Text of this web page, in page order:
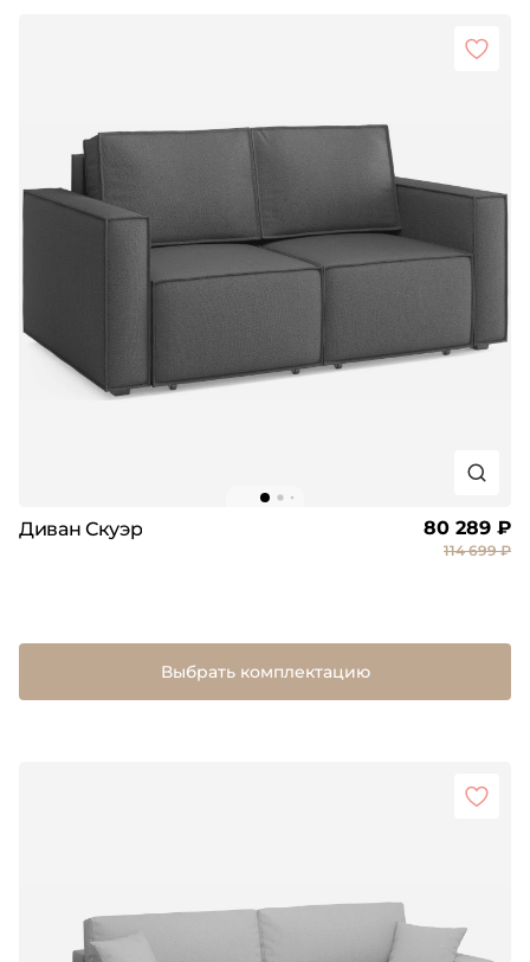
Диван Скуэр 80 289 ₽
114 699 ₽
Выбрать комплектацию